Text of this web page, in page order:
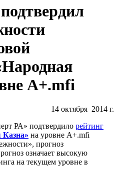
A+.mfi
14 октября 2014 г.
РА» подтвердило рейтинг
на уровне A+.mfi
прогноз
означает высокую
на текущем уровне в